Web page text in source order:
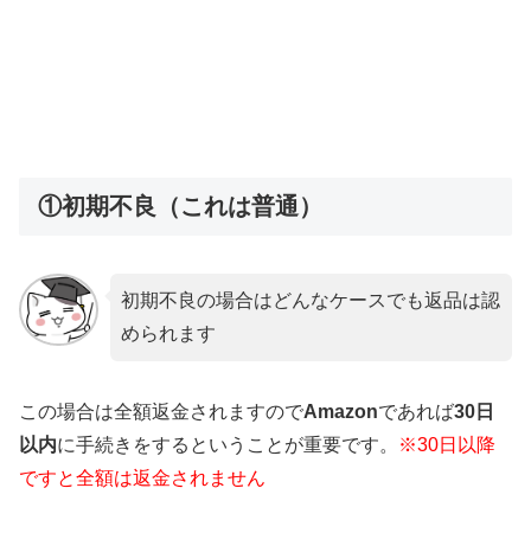
①初期不良（これは普通）
初期不良の場合はどんなケースでも返品は認
められます
この場合は全額返金されますのでAmazonであれば30日
以内に手続きをするということが重要です。
※30日以降
ですと全額は返金されません